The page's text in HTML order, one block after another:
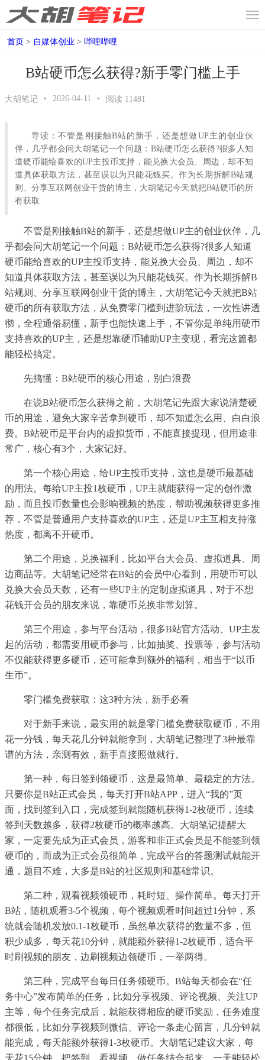
首页 > 自媒体创业 > 哔哩哔哩
B站硬币怎么获得?新手零门槛上手
大胡笔记 • 2026-04-11 • 阅读 11481
导读：不管是刚接触B站的新手，还是想做UP主的创业伙
伴，几乎都会问大胡笔记一个问题：B站硬币怎么获得?很多人知
道硬币能给喜欢的UP主投币支持，能兑换大会员、周边，却不知
道具体获取方法，甚至误以为只能花钱买。作为长期拆解B站规
则、分享互联网创业干货的博主，大胡笔记今天就把B站硬币的所
有获取
不管是刚接触B站的新手，还是想做UP主的创业伙伴，几
乎都会问大胡笔记一个问题：B站硬币怎么获得?很多人知道
硬币能给喜欢的UP主投币支持，能兑换大会员、周边，却不
知道具体获取方法，甚至误以为只能花钱买。作为长期拆解B
站规则、分享互联网创业干货的博主，大胡笔记今天就把B站
硬币的所有获取方法，从免费零门槛到进阶玩法，一次性讲透
彻，全程通俗易懂，新手也能快速上手，不管你是单纯用硬币
支持喜欢的UP主，还是想靠硬币辅助UP主变现，看完这篇都
能轻松搞定。
先搞懂：B站硬币的核心用途，别白浪费
在说B站硬币怎么获得之前，大胡笔记先跟大家说清楚硬
币的用途，避免大家辛苦拿到硬币，却不知道怎么用、白白浪
费。B站硬币是平台内的虚拟货币，不能直接提现，但用途非
常广，核心有3个，大家记好。
第一个核心用途，给UP主投币支持，这也是硬币最基础
的用法。每给UP主投1枚硬币，UP主就能获得一定的创作激
励，而且投币数量也会影响视频的热度，帮助视频获得更多推
荐，不管是普通用户支持喜欢的UP主，还是UP主互相支持涨
热度，都离不开硬币。
第二个用途，兑换福利，比如平台大会员、虚拟道具、周
边商品等。大胡笔记经常在B站的会员中心看到，用硬币可以
兑换大会员天数，还有一些UP主的定制虚拟道具，对于不想
花钱开会员的朋友来说，靠硬币兑换非常划算。
第三个用途，参与平台活动，很多B站官方活动、UP主发
起的活动，都需要用硬币参与，比如抽奖、投票等，参与活动
不仅能获得更多硬币，还可能拿到额外的福利，相当于“以币
生币”。
零门槛免费获取：这3种方法，新手必看
对于新手来说，最实用的就是零门槛免费获取硬币，不用
花一分钱，每天花几分钟就能拿到，大胡笔记整理了3种最靠
谱的方法，亲测有效，新手直接照做就行。
第一种，每日签到领硬币，这是最简单、最稳定的方法。
只要你是B站正式会员，每天打开B站APP，进入“我的”页
面，找到签到入口，完成签到就能随机获得1-2枚硬币，连续
签到天数越多，获得2枚硬币的概率越高。大胡笔记提醒大
家，一定要先成为正式会员，游客和非正式会员是不能签到领
硬币的，而成为正式会员很简单，完成平台的答题测试就能开
通，题目不难，大多是B站的社区规则和基础常识。
第二种，观看视频领硬币，耗时短、操作简单。每天打开
B站，随机观看3-5个视频，每个视频观看时间超过1分钟，系
统就会随机发放0.1-1枚硬币，虽然单次获得的数量不多，但
积少成多，每天花10分钟，就能额外获得1-2枚硬币，适合平
时刷视频的朋友，边刷视频边领硬币，一举两得。
第三种，完成平台每日任务领硬币。B站每天都会在“任
务中心”发布简单的任务，比如分享视频、评论视频、关注UP
主等，每个任务完成后，就能获得相应的硬币奖励，任务难度
都很低，比如分享视频到微信、评论一条走心留言，几分钟就
能完成，每天能额外获得1-3枚硬币。大胡笔记建议大家，每
天花15分钟，把签到、看视频、做任务结合起来，一天能轻松